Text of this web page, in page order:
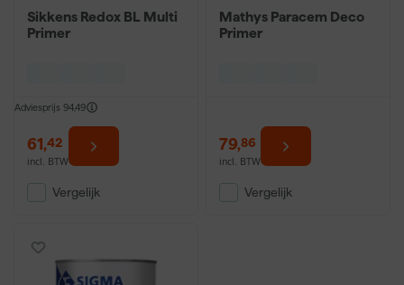
Sikkens Redox BL Multi
Primer
Adviesprijs 94,49
61,42
incl. BTW
Vergelijk
Mathys Paracem Deco
Primer
79,86
incl. BTW
Vergelijk